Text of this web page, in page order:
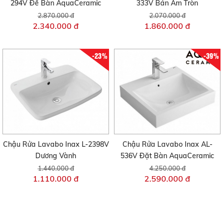
294V Để Bàn AquaCeramic
2.870.000 đ
2.340.000 đ
333V Bán Âm Tròn
2.070.000 đ
1.860.000 đ
-23%
Chậu Rửa Lavabo Inax L-2398V
Dương Vành
1.440.000 đ
1.110.000 đ
-39%
Chậu Rửa Lavabo Inax AL-
536V Đặt Bàn AquaCeramic
4.250.000 đ
2.590.000 đ